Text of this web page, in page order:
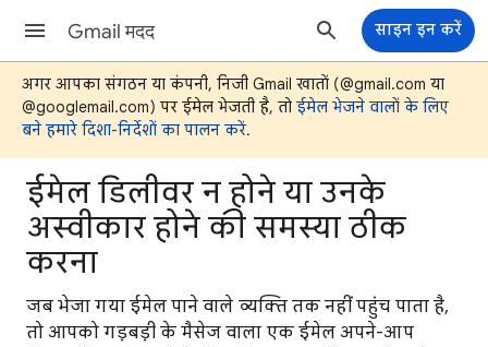
Gmail मदद साइन इन करें
अगर आपका संगठन या कंपनी, निजी Gmail खातों (@gmail.com या
@googlemail.com) पर ईमेल भेजती है, तो ईमेल भेजने वालों के लिए
बने हमारे दिशा-निर्देशों का पालन करें.
ईमेल डिलीवर न होने या उनके
अस्वीकार होने की समस्या ठीक
करना
जब भेजा गया ईमेल पाने वाले व्यक्ति तक नहीं पहुंच पाता है,
तो आपको गड़बड़ी के मैसेज वाला एक ईमेल अपने-आप